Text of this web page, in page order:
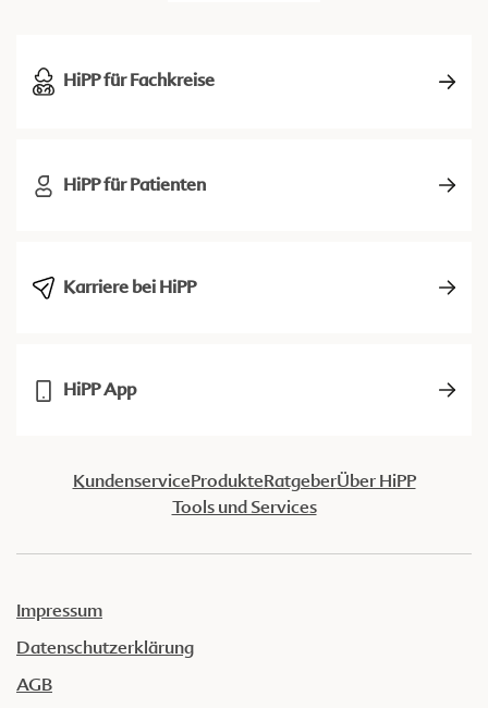
HiPP für Fachkreise
HiPP für Patienten
Karriere bei HiPP
HiPP App
KundenserviceProdukteRatgeberÜber HiPP
Tools und Services
Impressum
Datenschutzerklärung
AGB